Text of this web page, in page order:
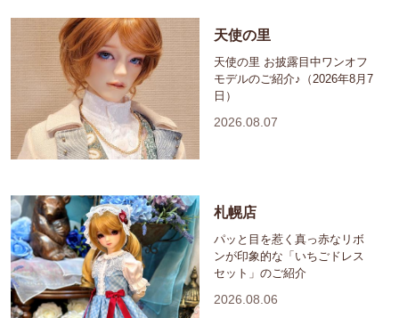
天使の里
天使の里 お披露目中ワンオフ
モデルのご紹介♪（2026年8月7
日）
2026.08.07
札幌店
パッと目を惹く真っ赤なリボ
ンが印象的な「いちごドレス
セット」のご紹介
2026.08.06